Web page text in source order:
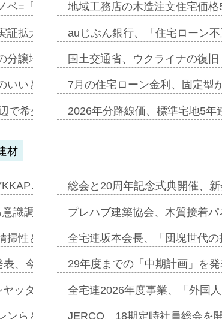
ベ=「職住遊」融合型の賃…
証拡大へ=ガーデンカフェ…
分譲地開発で初協業=お互…
いいとこどりのコリビング…
で希少価値のある2階建…
地域工務店の木造注文住宅価
auじぶん銀行、「住宅ローン
国土交通省、ウクライナの復
7月の住宅ローン金利、固定
2026年分路線価、標準宅地5
材
意識調査=Nature…
掃性と安全性追加=リンナ…
表、今期は増収見込む=…
ッター…
ンらと協働開発開始=三協…
総会と20周年記念式典開催、
プレハブ建築協会、木質接着
全宅連坂本会長、「団塊世代
29年度までの「中期計画」を
全宅連2026年度事業、「外国
JERCO、18期定時社員総会を